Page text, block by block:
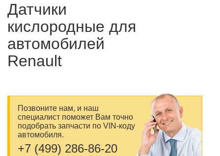
Датчики
киcлородные для
автомобилей
Renault
Позвоните нам, и наш
специалист поможет Вам точно
подобрать запчасти по VIN-коду
автомобиля.
+7 (499) 286-86-20